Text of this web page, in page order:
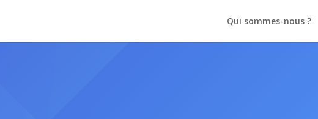
Qui sommes-nous ?